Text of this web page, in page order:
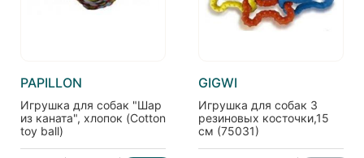
PAPILLON
Игрушка для собак "Шар
из каната", хлопок (Cotton
toy ball)
GIGWI
Игрушка для собак 3
резиновых косточки,15
см (75031)